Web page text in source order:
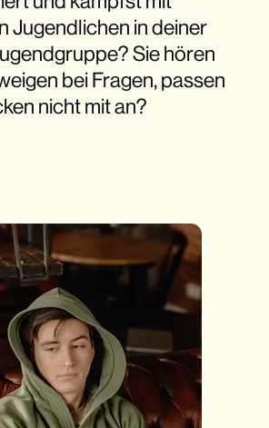
Jugendlichen in deiner
Sie hören
bei Fragen, passen
nicht mit an?